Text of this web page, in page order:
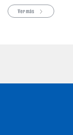
Ver más